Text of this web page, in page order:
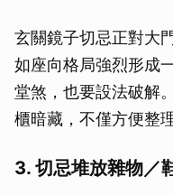
玄關鏡子切忌正對大
如座向格局強烈形成
堂煞，也要設法破解
櫃暗藏，不僅方便整
3. 切忌堆放雜物／